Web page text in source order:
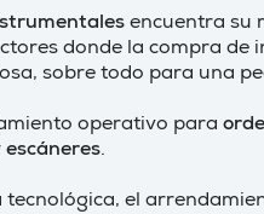
encuentra su
donde la compra de
sobre todo para una
operativo para
.
el